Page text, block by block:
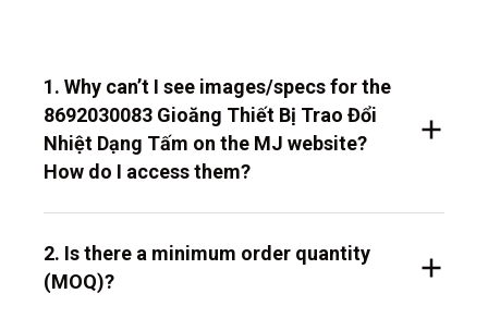
1. Why can’t I see images/specs for the
8692030083 Gioăng Thiết Bị Trao Đổi
Nhiệt Dạng Tấm on the MJ website?
How do I access them?
2. Is there a minimum order quantity
(MOQ)?